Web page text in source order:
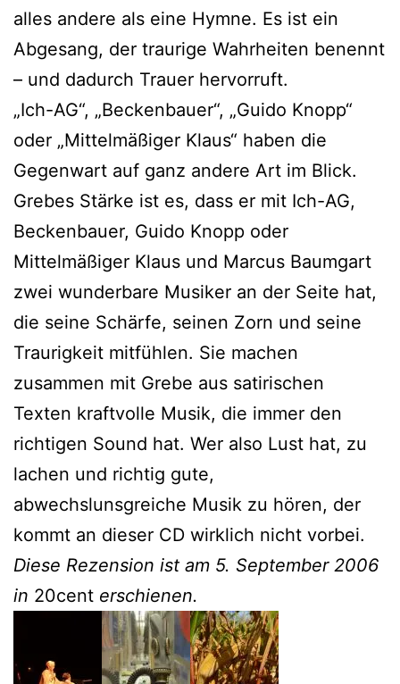
alles andere als eine Hymne. Es ist ein
Abgesang, der traurige Wahrheiten benennt
– und dadurch Trauer hervorruft.
„Ich-AG“, „Beckenbauer“, „Guido Knopp“
oder „Mittelmäßiger Klaus“ haben die
Gegenwart auf ganz andere Art im Blick.
Grebes Stärke ist es, dass er mit Ich-AG,
Beckenbauer, Guido Knopp oder
Mittelmäßiger Klaus und Marcus Baumgart
zwei wunderbare Musiker an der Seite hat,
die seine Schärfe, seinen Zorn und seine
Traurigkeit mitfühlen. Sie machen
zusammen mit Grebe aus satirischen
Texten kraftvolle Musik, die immer den
richtigen Sound hat. Wer also Lust hat, zu
lachen und richtig gute,
abwechslunsgreiche Musik zu hören, der
kommt an dieser CD wirklich nicht vorbei.
Diese Rezension ist am 5. September 2006
in 20cent erschienen.